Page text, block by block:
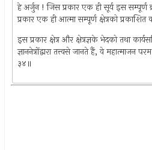
हे अर्जुन ! जिस प्रकार एक ही सूर्य इस सम्पूर्ण
प्रकार एक ही आत्मा सम्पूर्ण क्षेत्रको
इस प्रकार क्षेत्र और क्षेत्रज्ञके भेदको तथा
ज्ञाननेत्रोंद्वारा तत्त्वसे जानते हैं, वे महात्माजन
३४॥